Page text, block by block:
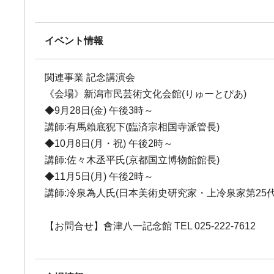
イベント情報
関連事業 記念講演会
《会場》新潟市民芸術文化会館(りゅーとぴあ)
◆9月28日(金) 午後3時～
講師:有馬賴底猊下(臨済宗相国寺派管長)
◆10月8日(月・祝) 午後2時～
講師:佐々木丞平氏(京都国立博物館館長)
◆11月5日(月) 午後2時～
講師:冷泉為人氏(日本美術史研究家・上冷泉家第25
【お問合せ】會津八一記念館 TEL 025-222-7612